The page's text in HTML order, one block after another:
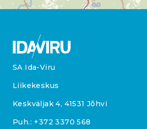
SA Ida-Viru
Liikekeskus
Keskväljak 4, 41531 Jõhvi
Puh.: +372 3370 568